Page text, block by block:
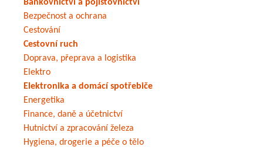
Bankovnictví a pojišťovnictví
Bezpečnost a ochrana
Cestování
Cestovní ruch
Doprava, přeprava a logistika
Elektro
Elektronika a domácí spotřebiče
Energetika
Finance, daně a účetnictví
Hutnictví a zpracování železa
Hygiena, drogerie a péče o tělo